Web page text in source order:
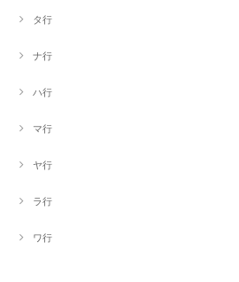
タ行
ナ行
ハ行
マ行
ヤ行
ラ行
ワ行